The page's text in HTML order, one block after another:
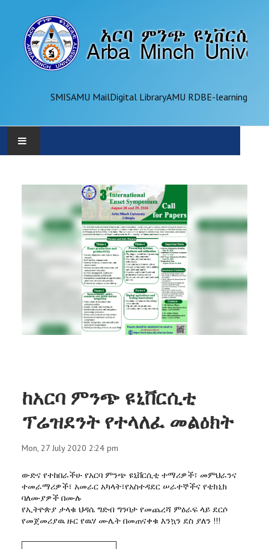
SMISAMU MailDigital LibraryAMU RDBE-learning
ADMINISTRATION
OFFICES
REGISTRAR
ከአርባ ምንጭ ዩኒቨርሲቲ
ፕሬዝደንት የተላለፈ መልዕክት
Mon, 27 July 2020 2:24 pm
ውድና የተከበራችሁ የአርባ ምንጭ ዩኒቨርሲቲ ተማሪዎች፣ መምህራንና
ተመራማሪዎች፣ አመራር አካላት፣የአስተዳደር ሠራተኞችና የቴክኒክ
ባለሙያዎች በሙሉ
የኢትዮጵያ ታላቁ ህዳሴ ግድብ ግንባታ የመጨረሻ ምዕራፍ ላይ ደርሶ
የመጀመሪያዉ ዙር የዉሃ ሙሌት በመጠናቀቁ እንኳን ደስ ያለን !!!